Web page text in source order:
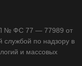
№ ФС 77 — 77989 от
по надзору в
и массовых